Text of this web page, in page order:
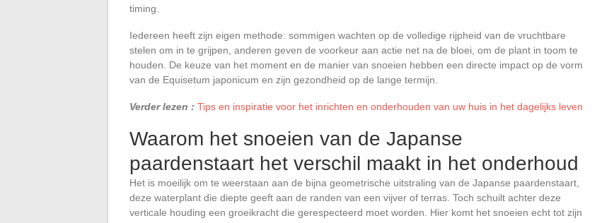
timing.
Iedereen heeft zijn eigen methode: sommigen wachten op de volledige rijpheid van de vruchtbare
stelen om in te grijpen, anderen geven de voorkeur aan actie net na de bloei, om de plant in toom te
houden. De keuze van het moment en de manier van snoeien hebben een directe impact op de vorm
van de Equisetum japonicum en zijn gezondheid op de lange termijn.
Verder lezen : Tips en inspiratie voor het inrichten en onderhouden van uw huis in het dagelijks leven
Waarom het snoeien van de Japanse
paardenstaart het verschil maakt in het onderhoud
Het is moeilijk om te weerstaan aan de bijna geometrische uitstraling van de Japanse paardenstaart,
deze waterplant die diepte geeft aan de randen van een vijver of terras. Toch schuilt achter deze
verticale houding een groeikracht die gerespecteerd moet worden. Hier komt het snoeien echt tot zijn